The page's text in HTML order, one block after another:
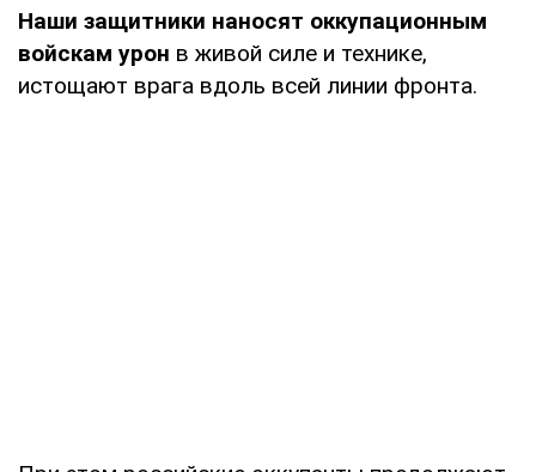
Наши защитники наносят оккупационным
войскам урон в живой силе и технике,
истощают врага вдоль всей линии фронта.